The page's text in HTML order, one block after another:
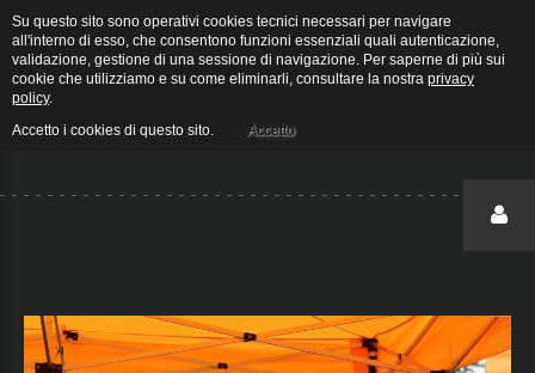
Home | Galleria | NoaleOutdoor2018
Su questo sito sono operativi cookies tecnici necessari per navigare
all'interno di esso, che consentono funzioni essenziali quali autenticazione,
validazione, gestione di una sessione di navigazione. Per saperne di più sui
cookie che utilizziamo e su come eliminarli, consultare la nostra privacy
policy.
Accetto i cookies di questo sito.
Accetto
Arcieri Stigliano - Galleria - Category: NoaleOutdoor2018